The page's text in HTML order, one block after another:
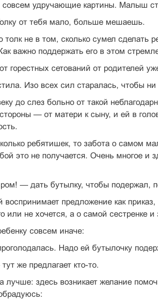
совсем удручающие картины. Малыш
от тебя мало, больше мешаешь.
не в том, сколько сумел сделать
важно поддержать его в этом
горестных сетований от родителей
Изо всех сил старалась, чтобы
до слез больно от такой
— от матери к сыну, и ей в
ребятишек, то забота о самом
это не получается. Очень многое и
— дать бутылку, чтобы подержал,
предложение как
или не хочется, а о самой сестренке и
совсем иначе:
Надо ей бутылочку
же предлагает кто-то.
лучше: здесь возникает желание